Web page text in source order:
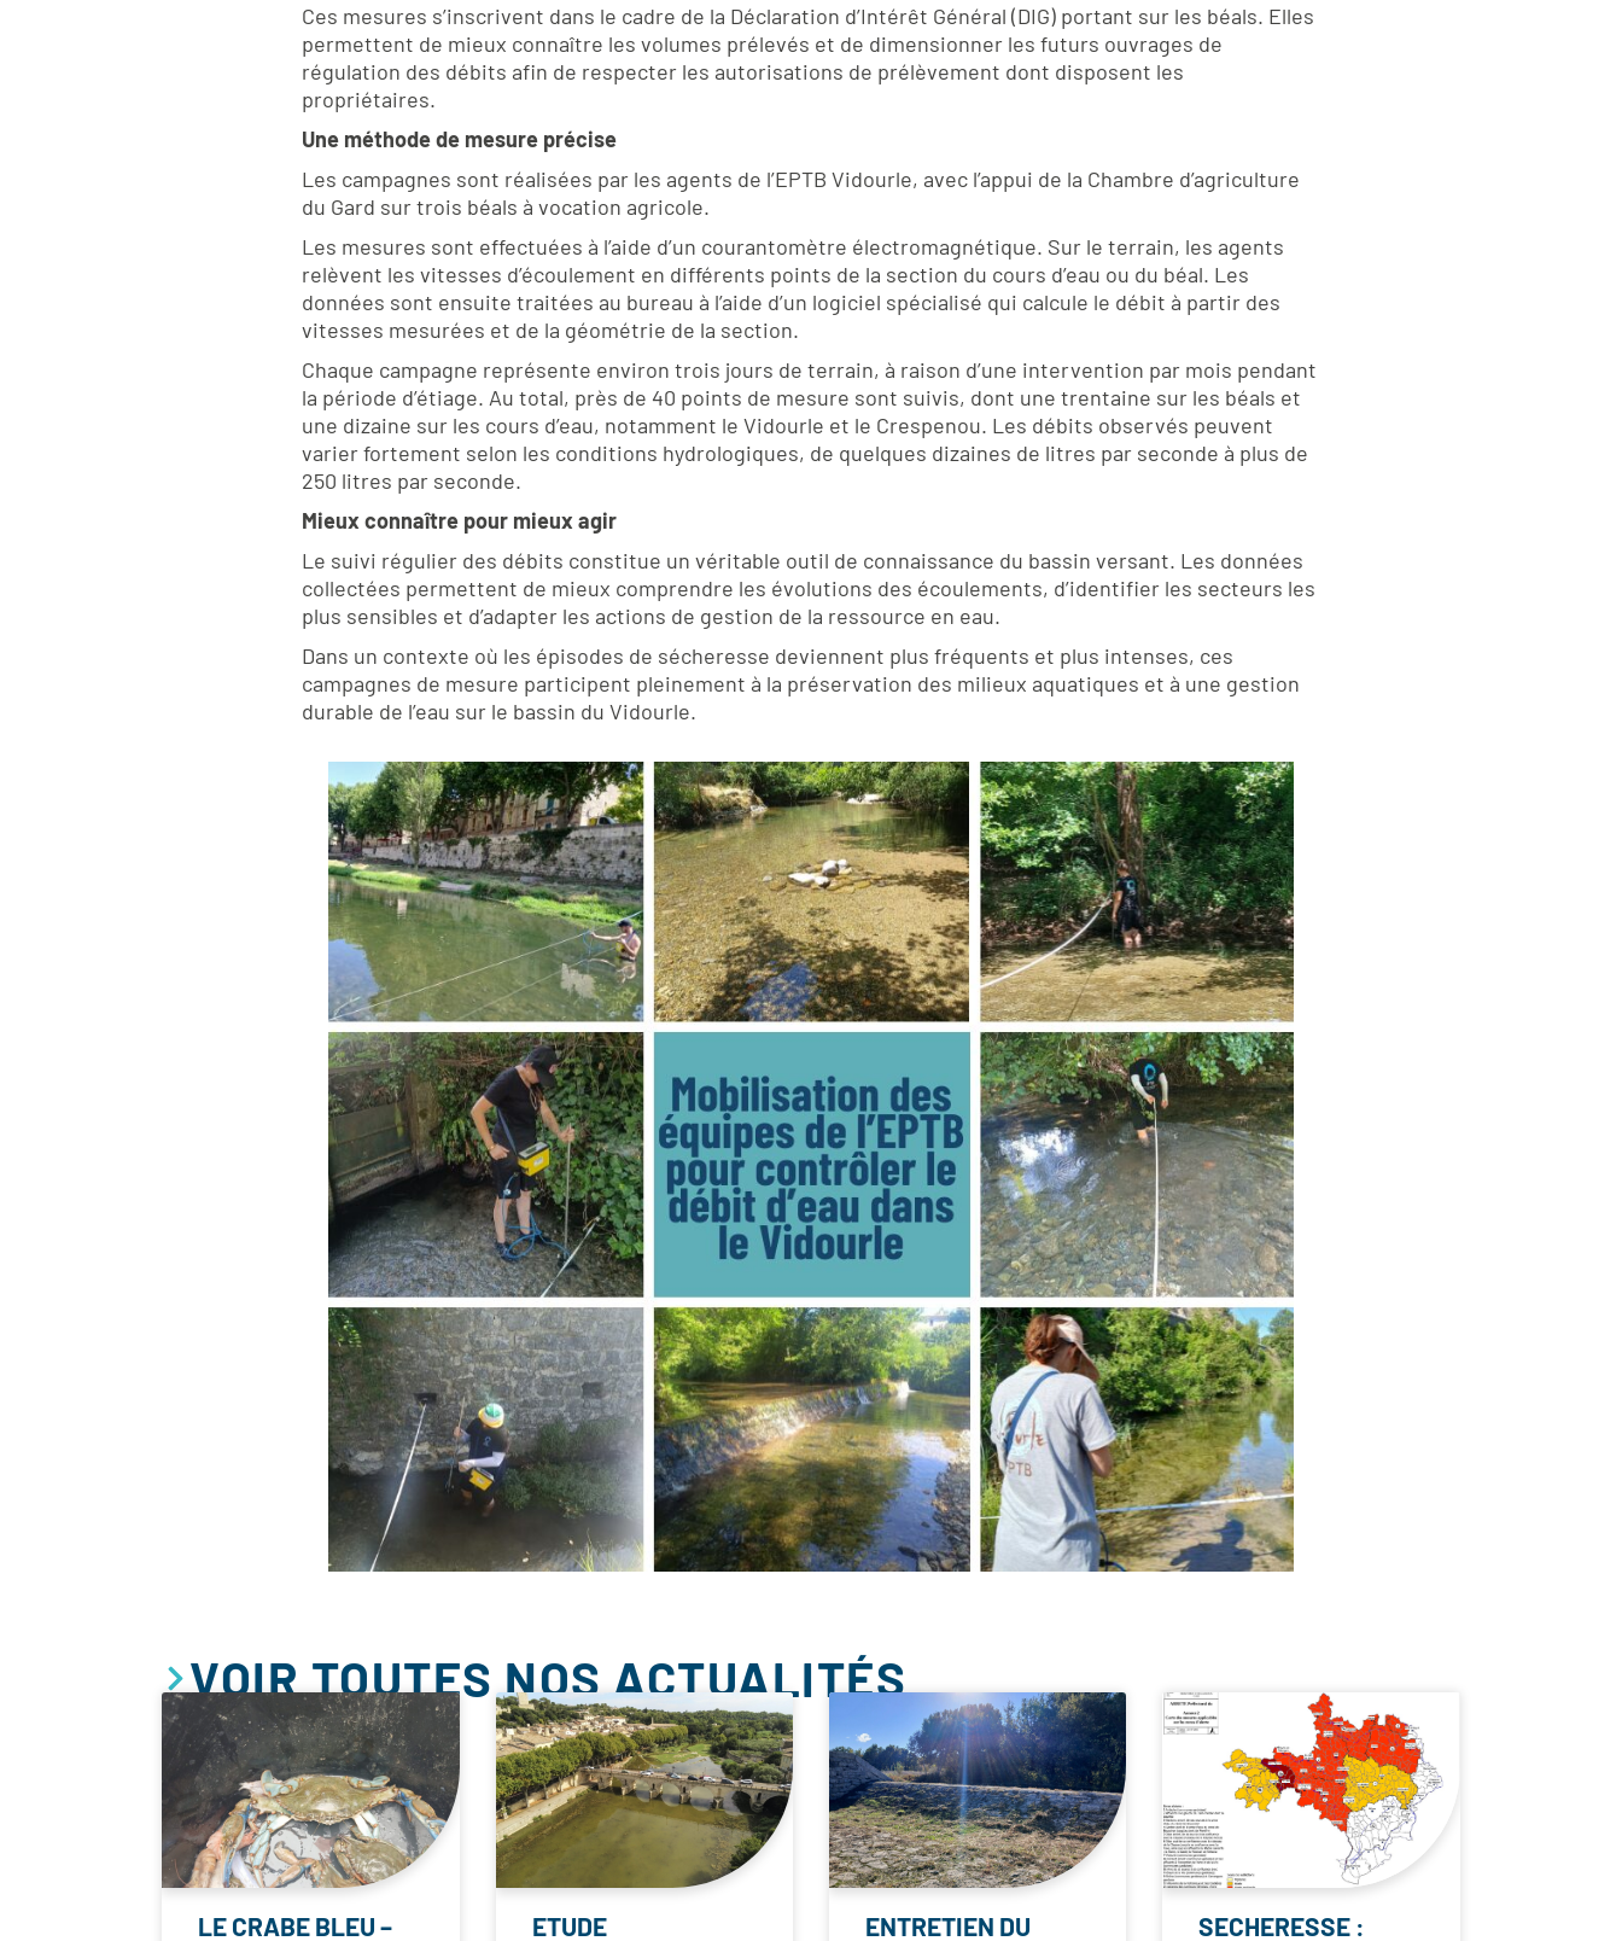
Ces mesures s’inscrivent dans le cadre de la Déclaration d’Intérêt Général (DIG) portant sur les béals. Elles
permettent de mieux connaître les volumes prélevés et de dimensionner les futurs ouvrages de
régulation des débits afin de respecter les autorisations de prélèvement dont disposent les
propriétaires.
Une méthode de mesure précise
Les campagnes sont réalisées par les agents de l’EPTB Vidourle, avec l’appui de la Chambre d’agriculture
du Gard sur trois béals à vocation agricole.
Les mesures sont effectuées à l’aide d’un courantomètre électromagnétique. Sur le terrain, les agents
relèvent les vitesses d’écoulement en différents points de la section du cours d’eau ou du béal. Les
données sont ensuite traitées au bureau à l’aide d’un logiciel spécialisé qui calcule le débit à partir des
vitesses mesurées et de la géométrie de la section.
Chaque campagne représente environ trois jours de terrain, à raison d’une intervention par mois pendant
la période d’étiage. Au total, près de 40 points de mesure sont suivis, dont une trentaine sur les béals et
une dizaine sur les cours d’eau, notamment le Vidourle et le Crespenou. Les débits observés peuvent
varier fortement selon les conditions hydrologiques, de quelques dizaines de litres par seconde à plus de
250 litres par seconde.
Mieux connaître pour mieux agir
Le suivi régulier des débits constitue un véritable outil de connaissance du bassin versant. Les données
collectées permettent de mieux comprendre les évolutions des écoulements, d’identifier les secteurs les
plus sensibles et d’adapter les actions de gestion de la ressource en eau.
Dans un contexte où les épisodes de sécheresse deviennent plus fréquents et plus intenses, ces
campagnes de mesure participent pleinement à la préservation des milieux aquatiques et à une gestion
durable de l’eau sur le bassin du Vidourle.
VOIR TOUTES NOS ACTUALITÉS
LE CRABE BLEU –
ETUDE
ENTRETIEN DU
SECHERESSE :